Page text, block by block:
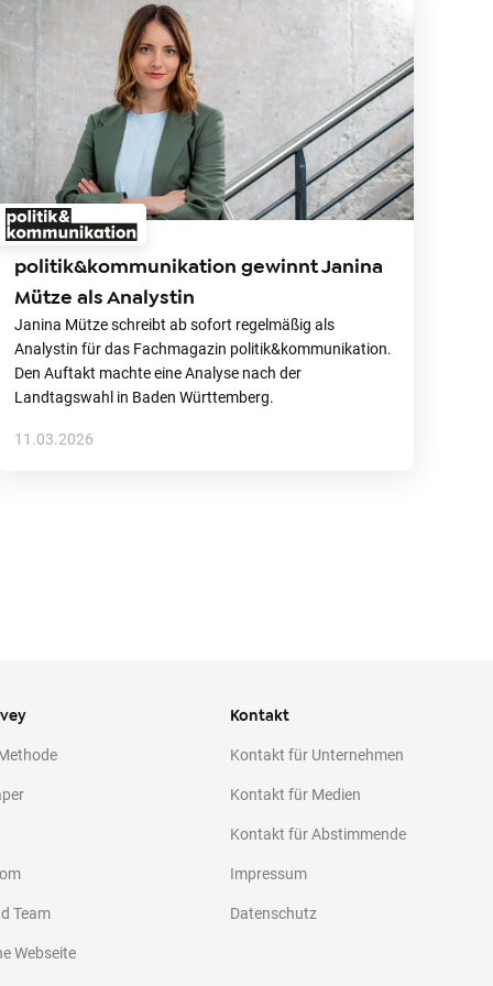
politik&kommunikation gewinnt Janina
Mütze als Analystin
Janina Mütze schreibt ab sofort regelmäßig als
Analystin für das Fachmagazin politik&kommunikation.
Den Auftakt machte eine Analyse nach der
Landtagswahl in Baden Württemberg.
11.03.2026
Team
Webseite
Kontakt
Kontakt für Unternehmen
Kontakt für Medien
Kontakt für Abstimmende
Impressum
Datenschutz